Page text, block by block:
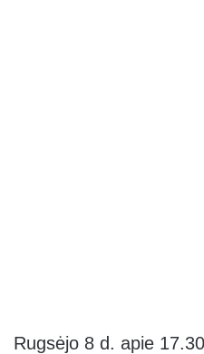
Rugsėjo 8 d. apie